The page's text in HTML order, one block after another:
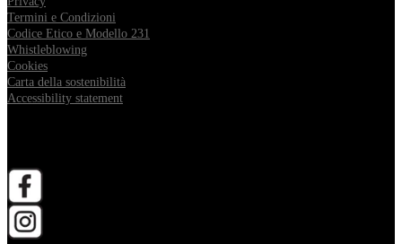
Termini e Condizioni
Codice Etico e Modello 231
Whistleblowing
Cookies
Carta della sostenibilità
Accessibility statement
apri in una nuova scheda
apri in una nuova scheda